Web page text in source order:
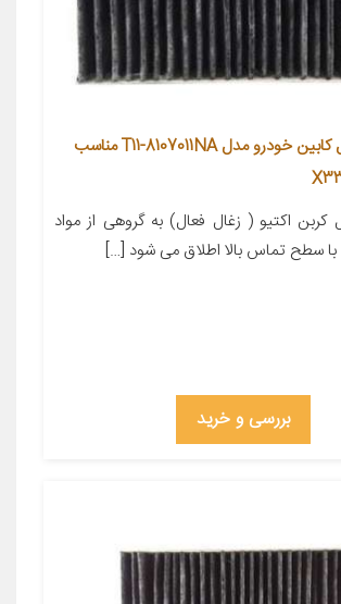
فیلتر کربن فعال کابین خودرو مدل T11-8107011NA مناسب
اکتیو ( زغال فعال) به گروهی از مواد
سطح تماس بالا اطلاق می شود […]
بررسی و خرید